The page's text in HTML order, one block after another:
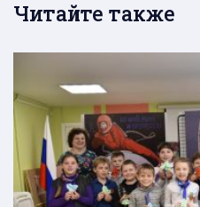
Читайте также